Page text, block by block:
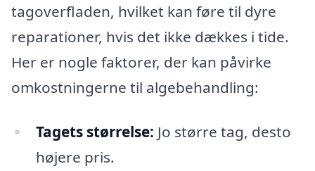
tagoverfladen, hvilket kan føre til dyre
reparationer, hvis det ikke dækkes i tide.
Her er nogle faktorer, der kan påvirke
omkostningerne til algebehandling:
Tagets størrelse: Jo større tag, desto
højere pris.